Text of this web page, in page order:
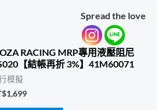
Spread the love
RACING MRP專用液壓阻尼
【結帳再折 3%】41M60071
模擬
1,699